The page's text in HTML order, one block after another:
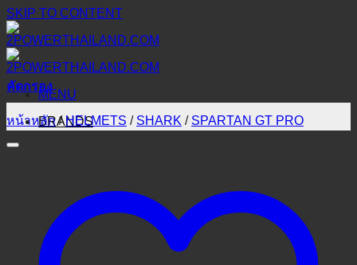
SKIP TO CONTENT
MENU
BRANDS
คัดกรอง
หน้าหลัก / HELMETS / SHARK / SPARTAN GT PRO